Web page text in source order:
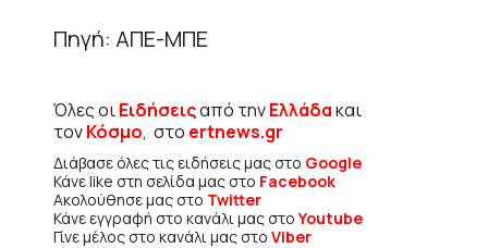
Πηγή: ΑΠΕ-ΜΠΕ
Όλες οιΕιδήσειςαπό τηνΕλλάδακαι
τονΚόσμο, στο ertnews.gr
Διάβασε όλες τις ειδήσεις μας στο Google
Κάνε like στη σελίδα μας στο Facebook
Ακολούθησε μας στο Twitter
Κάνε εγγραφή στο κανάλι μας στοYoutube
Γίνε μέλος στο κανάλι μας στο Viber